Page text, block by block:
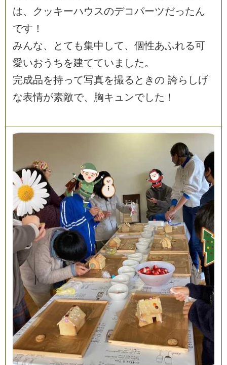
は、 ク ッ キーハウ スのデコパーツだったん
です ！
みんな、 と て も集中 して、 個性あふれる可
愛いおう ちを建ててい ま した。
完成品を持って写真を撮る と きの 誇ら しげ
な表情が素敵で、 胸キ ュ ンでした ！